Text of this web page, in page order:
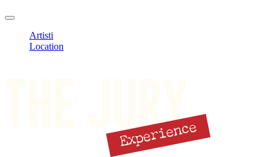
Artisti
Location